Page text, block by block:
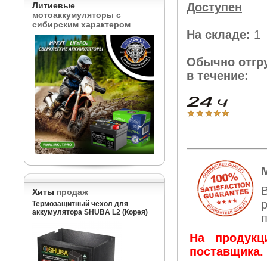
Литиевые
мотоаккумуляторы с
сибирским характером
Хиты продаж
Термозащитный чехол для
аккумулятора SHUBA L2 (Корея)
Доступен
На складе: 1
Обычно
в течение:
На
поставщика.